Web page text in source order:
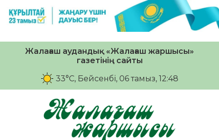
Жалағаш аудандық «Жалағаш жаршысы»
газетінің сайты
33°C, Бейсенбі, 06 тамыз, 12:48